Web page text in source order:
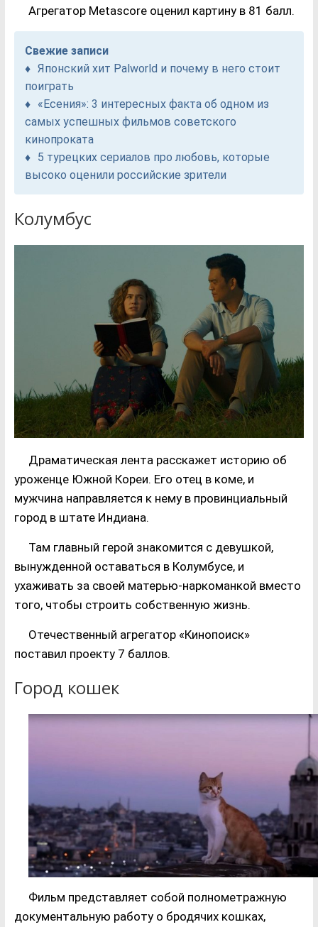
Агрегатор Metascore оценил картину в 81 балл.
Свежие записи
Японский хит Palworld и почему в него стоит
поиграть
«Есения»: 3 интересных факта об одном из
самых успешных фильмов советского
кинопроката
5 турецких сериалов про любовь, которые
высоко оценили российские зрители
Колумбус
Драматическая лента расскажет историю об
уроженце Южной Кореи. Его отец в коме, и
мужчина направляется к нему в провинциальный
город в штате Индиана.
Там главный герой знакомится с девушкой,
вынужденной оставаться в Колумбусе, и
ухаживать за своей матерью-наркоманкой вместо
того, чтобы строить собственную жизнь.
Отечественный агрегатор «Кинопоиск»
поставил проекту 7 баллов.
Город кошек
Фильм представляет собой полнометражную
документальную работу о бродячих кошках,